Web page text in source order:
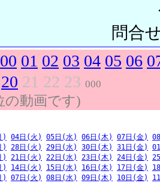
問合
00 01 02 03 04 05 06
20 21 22 23 000
の動画です)
) 04日(火) 05日(水) 06日(木) 07日(金)
) 28日(火) 29日(水) 30日(木) 31日(金)
) 21日(火) 22日(水) 23日(木) 24日(金)
) 14日(火) 15日(水) 16日(木) 17日(金)
) 07日(火) 08日(水) 09日(木) 10日(金)